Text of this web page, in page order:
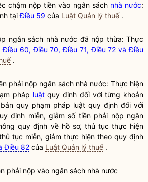
chậm nộp tiền vào ngân sách nhà nước:
tạiĐiều 59 của Luật Quản lý thuế.
ngân sách nhà nước đã nộp thừa: Thực
Điều 60, Điều 70, Điều 71, Điều 72 và Điều
.
phải nộp ngân sách nhà nước: Thực hiện
pháp luậtquy định đối với từng khoản
quy phạm pháp luật quy định đối với
định miễn, giảm số tiền phải nộp ngân
quy định về hồ sơ, thủ tục thực hiện
tục miễn, giảm thực hiện theo quy định
Điều 82 của Luật Quản lý thuế.
phải nộp vào ngân sách nhà nước